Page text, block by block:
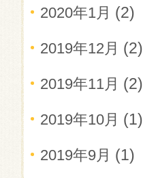
2020年1月 (2)
2019年12月 (2)
2019年11月 (2)
2019年10月 (1)
2019年9月 (1)